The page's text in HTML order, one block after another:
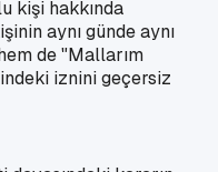
kişi hakkında
aynı günde aynı
de "Mallarım
iznini geçersiz